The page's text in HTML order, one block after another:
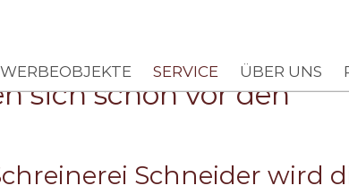
SERVICE ÜBER UNS
sich schon vor den
Schneider wird